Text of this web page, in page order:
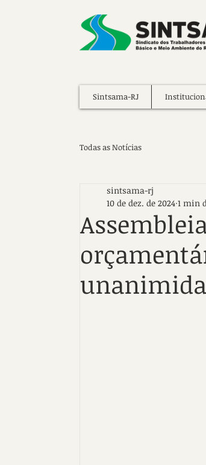
Sintsama-RJ
Todas as Notícias
sintsama-rj
10 de dez. de 2024 1 min